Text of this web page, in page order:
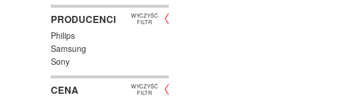
PRODUCENCI
WYCZYŚĆ
FILTR
Philips
Samsung
Sony
CENA
WYCZYŚĆ
FILTR